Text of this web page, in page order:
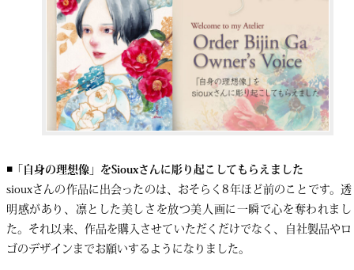
◾️「自身の理想像」をSiouxさんに彫り起こしてもらえました
siouxさんの作品に出会ったのは、おそらく8年ほど前のことです。透
明感があり、凛とした美しさを放つ美人画に一瞬で心を奪われまし
た。それ以来、作品を購入させていただくだけでなく、自社製品やロ
ゴのデザインまでお願いするようになりました。